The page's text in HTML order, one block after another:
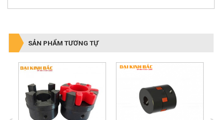
SẢN PHẨM TƯƠNG TỰ